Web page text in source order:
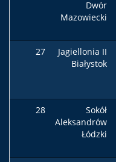
Dwór
Mazowiecki
27
Jagiellonia II
Białystok
28
Sokół
Aleksandrów
Łódzki